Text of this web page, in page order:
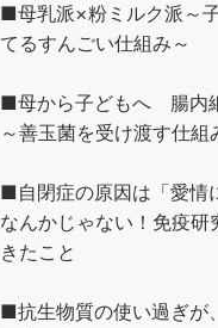
■母乳派×粉ミルク派～
てるすんごい仕組み～
■母から子どもへ 腸内
～善玉菌を受け渡す仕組
■自閉症の原因は「愛情
なんかじゃない！免疫研
きたこと
■抗生物質の使い過ぎが